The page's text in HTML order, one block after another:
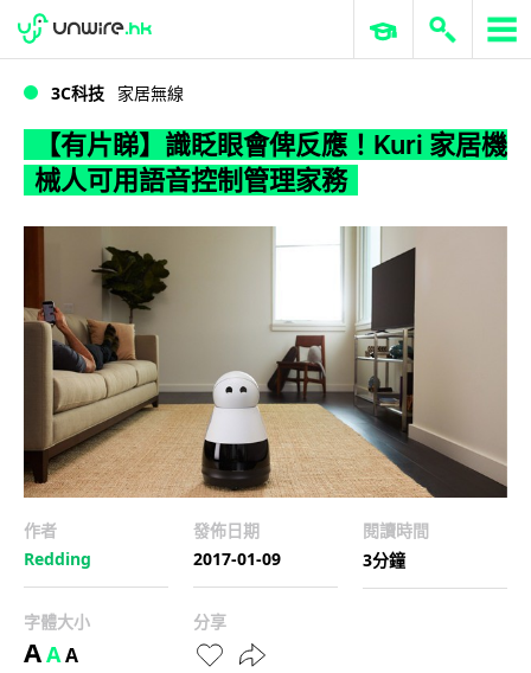
WWDC 2026 ERP 與商業 AI
3C科技 家居無線
【有片睇】識眨眼會俾反應！Kuri 家居機
械人可用語音控制管理家務
作者
Redding
發佈日期
2017-01-09
閱讀時間
3分鐘
字體大小
AAA
分享